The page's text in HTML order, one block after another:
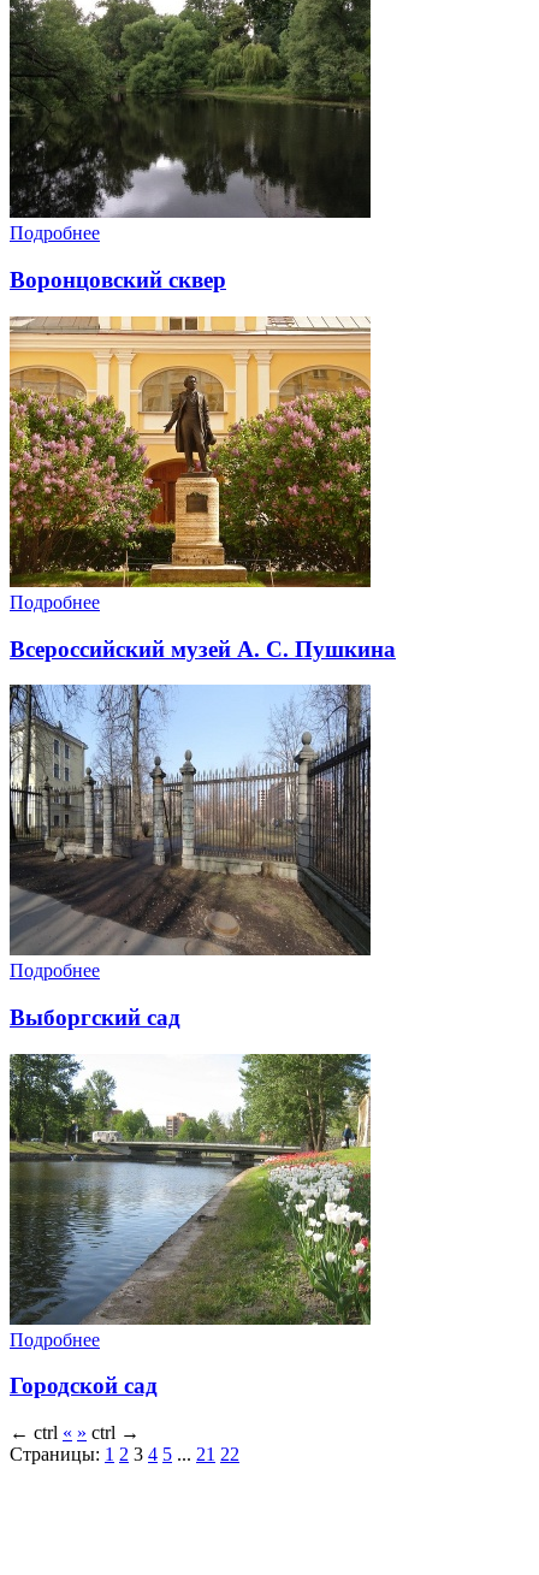
Подробнее
Воронцовский сквер
Подробнее
Всероссийский музей А. С. Пушкина
Подробнее
Выборгский сад
Подробнее
Городской сад
← ctrl « » ctrl →
Страницы: 1 2 3 4 5 ... 21 22